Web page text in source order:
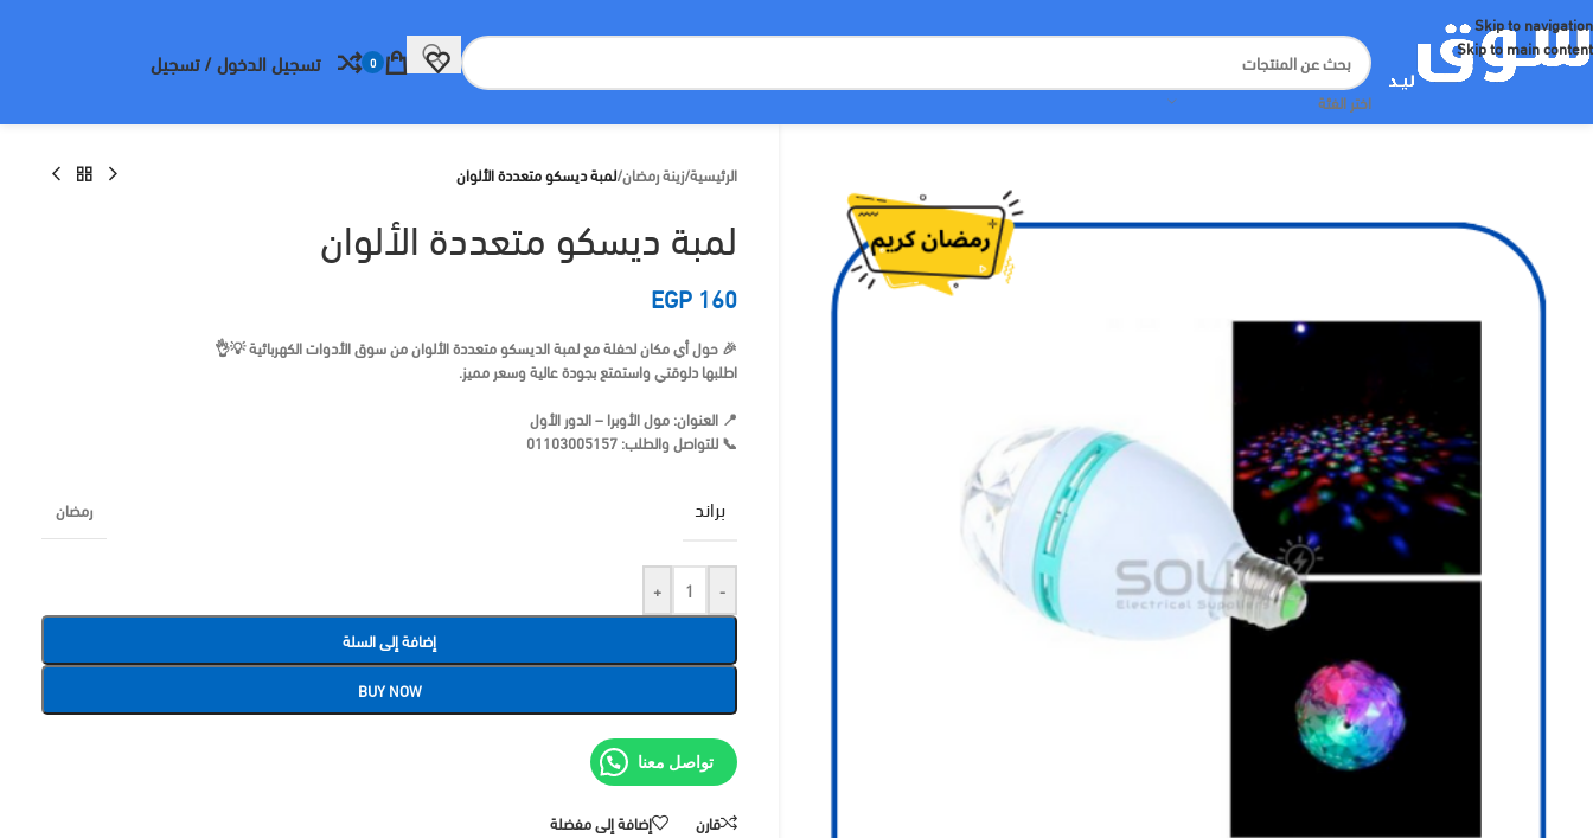
Skip to navigation
Skip to main content
اختر الفئة
0 تسجيل الدخول / تسجيل
الرئيسية/زينة رمضان/لمبة ديسكو متعددة الألوان
لمبة ديسكو متعددة الألوان
EGP160
🎉 حول أي مكان لحفلة مع لمبة الديسكو متعددة الألوان منسوق الأدوات الكهربائية💡👌
اطلبها دلوقتي واستمتع بجودة عالية وسعر مميز.
📍 العنوان:مول الأوبرا – الدور الأول
📞 للتواصل والطلب:01103005157
براند رمضان
-
+
إضافة إلى السلة
BUY NOW
تواصل معنا
قارن إضافة إلى مفضلة